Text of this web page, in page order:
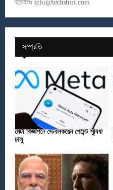
ইমেইলঃ info@techshiri.com
সম্প্রতি
মেটা বিজ্ঞাপনে স্টেবলকয়েন পেমেন্ট সুবিধা
চালু